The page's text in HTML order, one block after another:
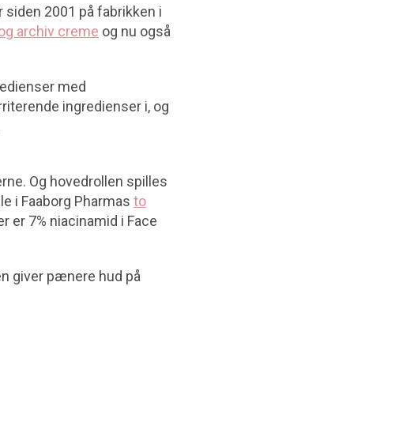
siden 2001 på fabrikken i
archiv creme og nu også
med
ingredienser i, og
Og hovedrollen spilles
i Faaborg Pharmas to
er 7% niacinamid i Face
giver pænere hud på